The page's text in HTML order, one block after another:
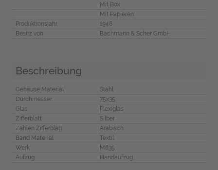
Mit Box
Mit Papieren
Produktionsjahr
1948
Besitz von
Bachmann & Scher GmbH
Beschreibung
Gehäuse Material
Stahl
Durchmesser
75x35
Glas
Plexiglas
Zifferblatt
Silber
Zahlen Zifferblatt
Arabisch
Band Material
Textil
Werk
M835
Aufzug
Handaufzug